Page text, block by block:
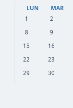
LUN MAR
1
2
8
9
15
16
22
23
29
30